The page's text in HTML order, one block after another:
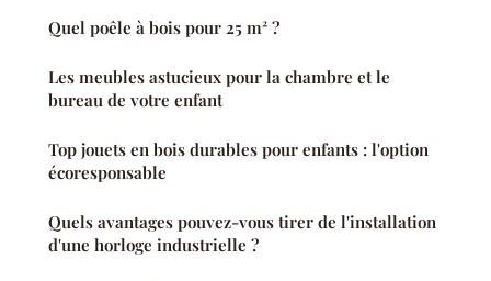
Quel poêle à bois pour 25 m² ?
Les meubles astucieux pour la chambre et le
bureau de votre enfant
Top jouets en bois durables pour enfants : l'option
écoresponsable
Quels avantages pouvez-vous tirer de l'installation
d'une horloge industrielle ?